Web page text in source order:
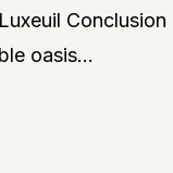
Conclusion
oasis...